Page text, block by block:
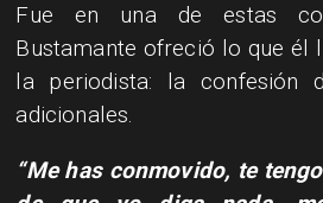
Fue en una de estas
Bustamante ofreció lo que él
la periodista: la confesión
adicionales.
“Me has conmovido, te